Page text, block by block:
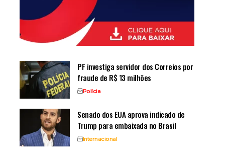
PF investiga servidor dos Correios por
fraude de R$ 13 milhões
Polícia
Senado dos EUA aprova indicado de
Trump para embaixada no Brasil
Internacional